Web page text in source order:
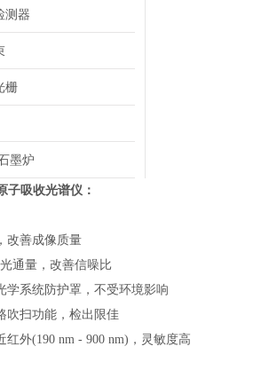
测器
栅
墨炉
子吸收光谱仪：
改善成像质量
通量，改善信噪比
学系统防护罩，不受环境影响
吹扫功能，检出限佳
红外(190 nm - 900 nm)，灵敏度高